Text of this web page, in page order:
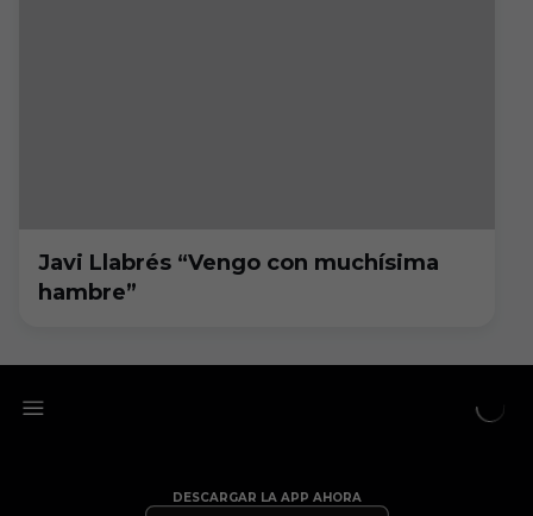
Javi Llabrés “Vengo con muchísima
hambre”
DESCARGAR LA APP AHORA